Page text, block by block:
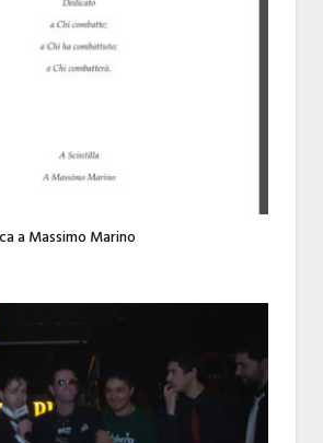
a Massimo Marino